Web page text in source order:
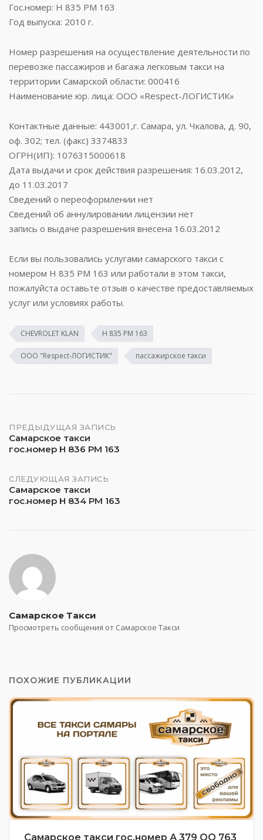
Гос.номер: Н 835 РМ 163
Год выпуска: 2010 г.
Номер разрешения на осуществление деятельности по
перевозке пассажиров и багажа легковым такси на
территории Самарской области: 000416
Наименование юр. лица: ООО «Respect-ЛОГИСТИК»
Контактные данные: 443001,г. Самара, ул. Чкалова, д. 90,
оф. 302; тел. (факс) 3374833
ОГРН(ИП): 1076315000618
Дата выдачи и срок действия разрешения: 16.03.2012,
до 11.03.2017
Сведений о переоформлении нет
Сведений об аннулировании лицензии нет
запись о выдаче разрешения внесена 16.03.2012
Если вы пользовались услугами самарского такси с
номером Н 835 РМ 163 или работали в этом такси,
пожалуйста оставьте отзыв о качестве предоставляемых
услуг или условиях работы.
CHEVROLET KLAN Н 835 РМ 163
ООО "Respect-ЛОГИСТИК" пассажирское такси
Навигация
по
записям
ПРЕДЫДУЩАЯ ЗАПИСЬ
Самарское такси
гос.номер Н 836 РМ 163
СЛЕДУЮЩАЯ ЗАПИСЬ
Самарское такси
гос.номер Н 834 РМ 163
Самарское Такси
Просмотреть сообщения от Самарское Такси
ПОХОЖИЕ ПУБЛИКАЦИИ
Самарское такси гос.номер А 379 ОО 763